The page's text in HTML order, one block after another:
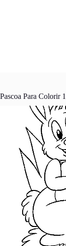
Pascoa Para Colorir